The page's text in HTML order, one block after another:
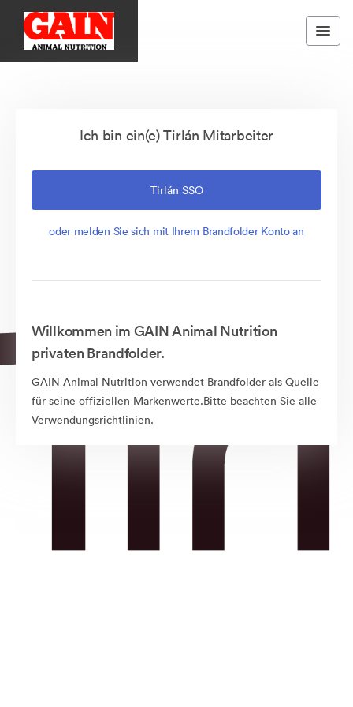
Ich bin ein(e) Tirlán Mitarbeiter
Tirlán SSO
oder melden Sie sich mit Ihrem Brandfolder Konto an
Willkommen im GAIN Animal Nutrition
privaten Brandfolder.
GAIN Animal Nutrition verwendet Brandfolder als Quelle
für seine offiziellen Markenwerte.Bitte beachten Sie alle
Verwendungsrichtlinien.